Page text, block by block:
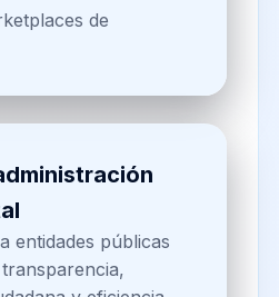
educativos
de
basados en
instituciones de